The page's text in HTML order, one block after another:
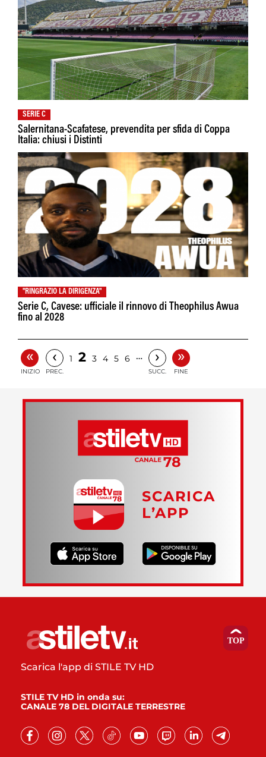
SERIE C
Salernitana-Scafatese, prevendita per sfida di Coppa
Italia: chiusi i Distinti
"RINGRAZIO LA DIRIGENZA"
Serie C, Cavese: ufficiale il rinnovo di Theophilus Awua
fino al 2028
«
INIZIO
‹
PREC.
1 2 3 4 5 6 … ›
SUCC.
»
FINE
SCARICA
L’APP
Scarica l'app di STILE TV HD
STILE TV HD in onda su:
CANALE 78 DEL DIGITALE TERRESTRE